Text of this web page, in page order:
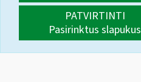
PATVIRTINTI
Pasirinktus slapukus